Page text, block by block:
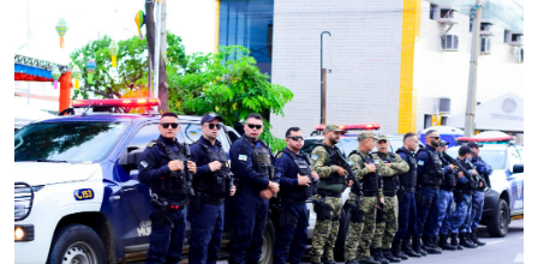
PESQUISAR